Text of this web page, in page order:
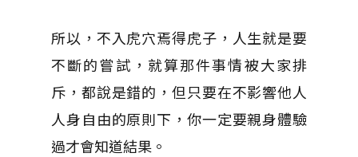
所以，不入虎穴焉得虎子，人生就是要
不斷的嘗試，就算那件事情被大家排
斥，都說是錯的，但只要在不影響他人
人身自由的原則下，你一定要親身體驗
過才會知道結果。